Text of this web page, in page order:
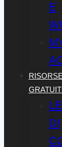
E
RISORSE
DI